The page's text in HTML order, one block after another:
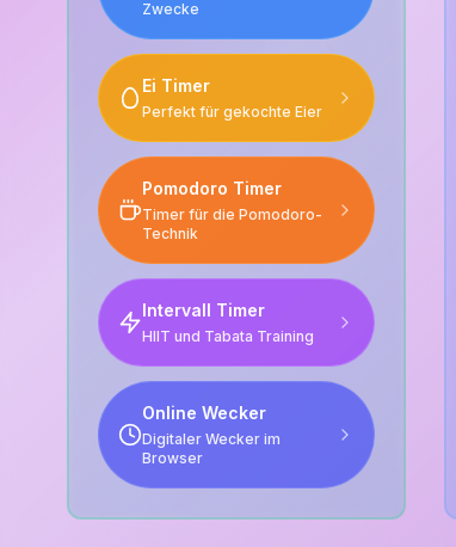
Zwecke
Ei Timer
Perfekt für gekochte Eier
Pomodoro Timer
Timer für die Pomodoro-
Technik
Intervall Timer
HIIT und Tabata Training
Online Wecker
Digitaler Wecker im
Browser